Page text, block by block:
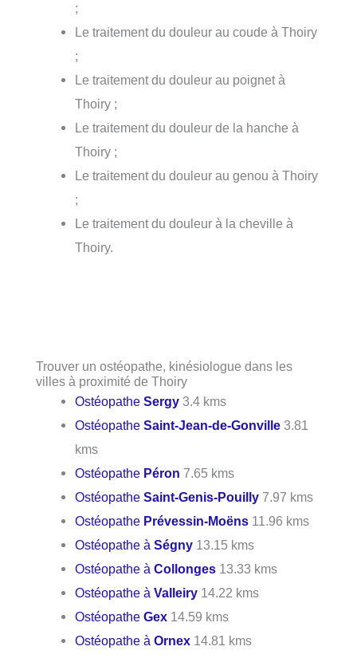
;
Le traitement du douleur au coude à Thoiry
;
Le traitement du douleur au poignet à
Thoiry ;
Le traitement du douleur de la hanche à
Thoiry ;
Le traitement du douleur au genou à Thoiry
;
Le traitement du douleur à la cheville à
Thoiry.
Trouver un ostéopathe, kinésiologue dans les
villes à proximité de Thoiry
OstéopatheSergy 3.4 kms
OstéopatheSaint-Jean-de-Gonville 3.81
kms
Ostéopathe Péron 7.65 kms
OstéopatheSaint-Genis-Pouilly 7.97 kms
Ostéopathe Prévessin-Moëns 11.96 kms
Ostéopathe àSégny 13.15 kms
Ostéopathe àCollonges 13.33 kms
Ostéopathe àValleiry 14.22 kms
OstéopatheGex 14.59 kms
Ostéopathe àOrnex 14.81 kms